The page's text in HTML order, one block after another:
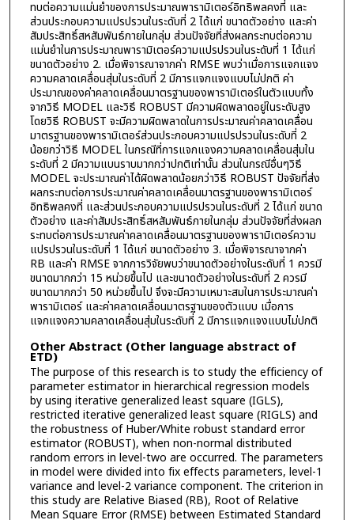
ทบต่อความแม่นยำของการประมาณพารามิเตอร์อิทธิพลคงที่ และ
ส่วนประกอบความแปรปรวนในระดับที่ 2 ได้แก่ ขนาดตัวอย่าง และค่า
สัมประสิทธิ์สหสัมพันธ์ภายในกลุ่ม ส่วนปัจจัยที่ส่งผลกระทบต่อความ
แม่นยำในการประมาณพารามิเตอร์ความแปรปรวนในระดับที่ 1 ได้แก่
ขนาดตัวอย่าง 2. เมื่อพิจารณาจากค่า RMSE พบว่าเมื่อการแจกแจง
ความคลาดเคลื่อนสุ่มในระดับที่ 2 มีการแจกแจงแบบไม่ปกติ ค่า
ประมาณของค่าคลาดเคลื่อนมาตรฐานของพารามิเตอร์ในตัวแบบทั้ง
จากวิธี MODEL และวิธี ROBUST มีความผิดพลาดอยู่ในระดับสูง
โดยวิธี ROBUST จะมีความผิดพลาดในการประมาณค่าคลาดเคลื่อน
มาตรฐานของพารามิเตอร์ส่วนประกอบความแปรปรวนในระดับที่ 2
น้อยกว่าวิธี MODEL ในกรณีที่การแจกแจงความคลาดเคลื่อนสุ่มใน
ระดับที่ 2 มีความแบนราบมากกว่าปกติเท่านั้น ส่วนในกรณีอื่นๆวิธี
MODEL จะประมาณค่าได้ผิดพลาดน้อยกว่าวิธี ROBUST ปัจจัยที่ส่ง
ผลกระทบต่อการประมาณค่าคลาดเคลื่อนมาตรฐานของพารามิเตอร์
อิทธิพลคงที่ และส่วนประกอบความแปรปรวนในระดับที่ 2 ได้แก่ ขนาด
ตัวอย่าง และค่าสัมประสิทธิ์สหสัมพันธ์ภายในกลุ่ม ส่วนปัจจัยที่ส่งผลก
ระทบต่อการประมาณค่าคลาดเคลื่อนมาตรฐานของพารามิเตอร์ความ
แปรปรวนในระดับที่ 1 ได้แก่ ขนาดตัวอย่าง 3. เมื่อพิจารณาจากค่า
RB และค่า RMSE จากการวิจัยพบว่าขนาดตัวอย่างในระดับที่ 1 ควรมี
ขนาดมากกว่า 15 หน่วยขึ้นไป และขนาดตัวอย่างในระดับที่ 2 ควรมี
ขนาดมากกว่า 50 หน่วยขึ้นไป จึงจะมีความเหมาะสมในการประมาณค่า
พารามิเตอร์ และค่าคลาดเคลื่อนมาตรฐานของตัวแบบ เมื่อการ
แจกแจงความคลาดเคลื่อนสุ่มในระดับที่ 2 มีการแจกแจงแบบไม่ปกติ
Other Abstract (Other language abstract of
ETD)
The purpose of this research is to study the efficiency of
parameter estimator in hierarchical regression models
by using iterative generalized least square (IGLS),
restricted iterative generalized least square (RIGLS) and
the robustness of Huber/White robust standard error
estimator (ROBUST), when non-normal distributed
random errors in level-two are occurred. The parameters
in model were divided into fix effects parameters, level-1
variance and level-2 variance component. The criterion in
this study are Relative Biased (RB), Root of Relative
Mean Square Error (RMSE) between Estimated Standard